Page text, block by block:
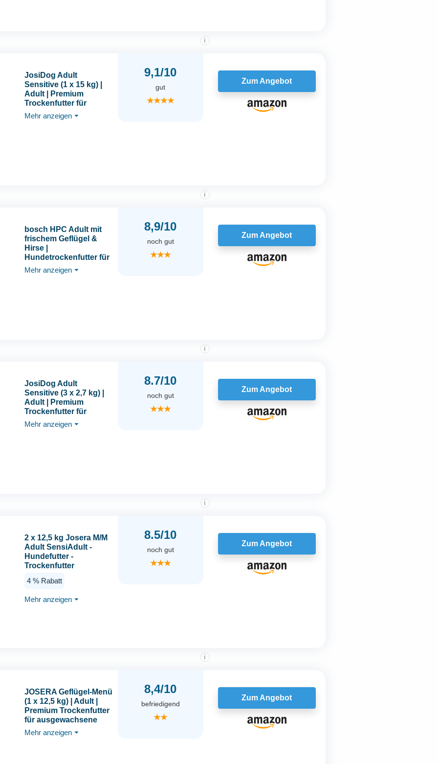
JosiDog Adult
Sensitive (1 x 15 kg) |
Adult | Premium
Trockenfutter für
empfindliche Hunde |
besonders bekömmlich
Mehr anzeigen ⏷
9,1/10
i
gut
★★★★
Zum Angebot
bosch HPC Adult mit
frischem Geflügel &
Hirse |
Hundetrockenfutter für
ausgewachsene Hunde
aller Rassen | 1 x 15 kg
Mehr anzeigen ⏷
8,9/10
i
noch gut
★★★
Zum Angebot
JosiDog Adult
Sensitive (3 x 2,7 kg) |
Adult | Premium
Trockenfutter für
empfindliche Hunde |
besonders bekömmlich
Mehr anzeigen ⏷
8.7/10
i
noch gut
★★★
Zum Angebot
2 x 12,5 kg Josera M/M
Adult SensiAdult -
Hundefutter -
Trockenfutter
4 % Rabatt
Mehr anzeigen ⏷
8.5/10
i
noch gut
★★★
Zum Angebot
JOSERA Geflügel-Menü
(1 x 12,5 kg) | Adult |
Premium Trockenfutter
für ausgewachsene
Hunde | Geflügel &
Mais/Reis | besonders
Mehr anzeigen ⏷
8,4/10
i
befriedigend
★★
Zum Angebot